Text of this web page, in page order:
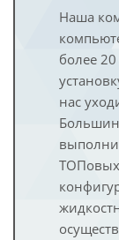
Наша
более 20
нас